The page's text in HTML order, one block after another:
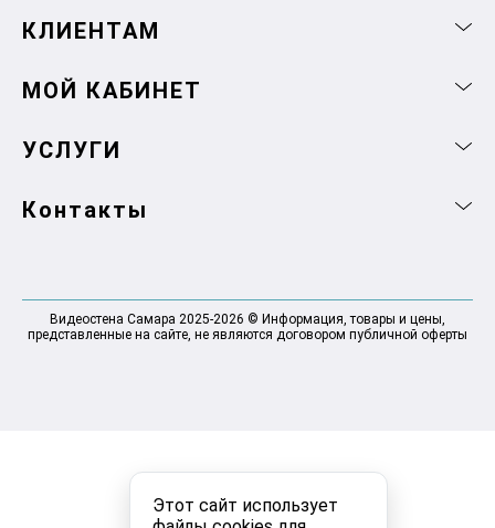
Этот сайт использует
КЛИЕНТАМ
МОЙ КАБИНЕТ
УСЛУГИ
Контакты
Видеостена Самара 2025-2026 © Информация, товары и цены,
представленные на сайте, не являются договором публичной оферты